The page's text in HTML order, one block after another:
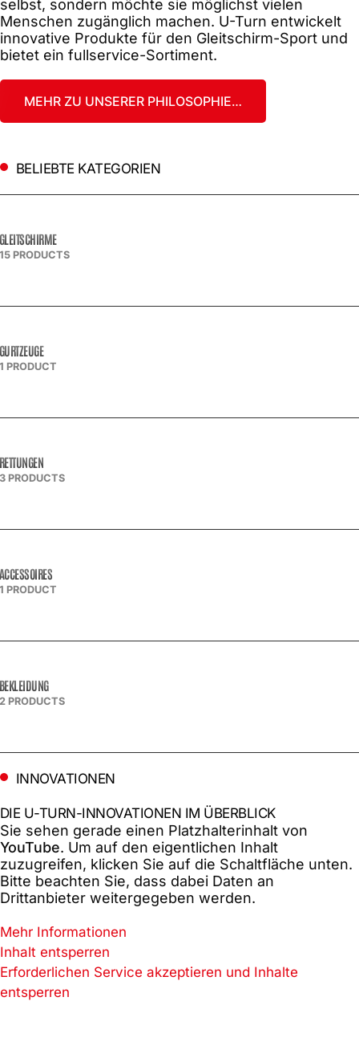
selbst, sondern möchte sie möglichst vielen
Menschen zugänglich machen. U-Turn entwickelt
innovative Produkte für den Gleitschirm-Sport und
bietet ein fullservice-Sortiment.
MEHR ZU UNSERER PHILOSOPHIE…
BELIEBTE KATEGORIEN
PRODUCTS
PRODUCT
PRODUCTS
PRODUCT
PRODUCTS
INNOVATIONEN
DIE U-TURN-INNOVATIONEN IM ÜBERBLICK
Sie sehen gerade einen Platzhalterinhalt von
YouTube. Um auf den eigentlichen Inhalt
zuzugreifen, klicken Sie auf die Schaltfläche unten.
Bitte beachten Sie, dass dabei Daten an
Drittanbieter weitergegeben werden.
Mehr Informationen
Inhalt entsperren
Erforderlichen Service akzeptieren und Inhalte
entsperren